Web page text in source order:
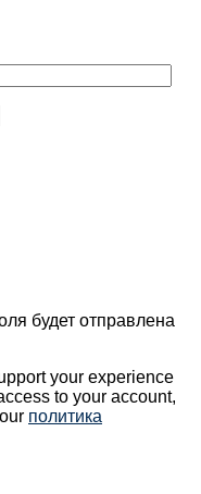
будет отправлена
your experience
to your account,
политика